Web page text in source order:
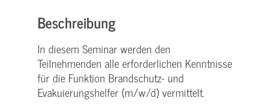
Beschreibung
In diesem Seminar werden den
Teilnehmenden alle erforderlichen Kenntnisse
für die Funktion Brandschutz- und
Evakuierungshelfer (m/w/d) vermittelt.